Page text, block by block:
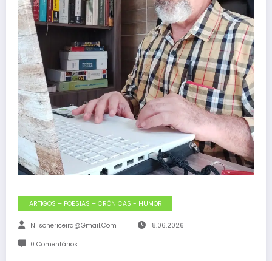
ARTIGOS – POESIAS – CRÔNICAS - HUMOR
Nilsonericeira@gmail.com 18.06.2026
0 Comentários